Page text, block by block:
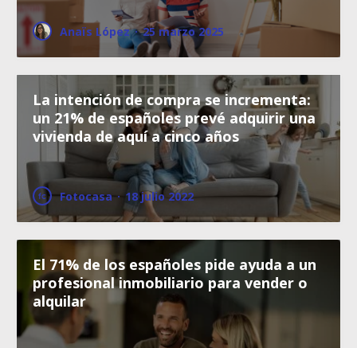
Anaïs López · 25 marzo 2025
La intención de compra se incrementa:
un 21% de españoles prevé adquirir una
vivienda de aquí a cinco años
Fotocasa · 18 julio 2022
El 71% de los españoles pide ayuda a un
profesional inmobiliario para vender o
alquilar